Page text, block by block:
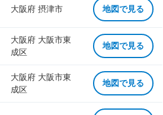
大阪府 摂津市 地図で見る
大阪府 大阪市東
成区
地図で見る
大阪府 大阪市東
成区
地図で見る